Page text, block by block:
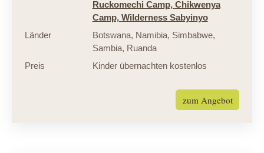
Ruckomechi Camp, Chikwenya
Camp, Wilderness Sabyinyo
Länder
Botswana, Namibia, Simbabwe,
Sambia, Ruanda
Preis
Kinder übernachten kostenlos
zum Angebot